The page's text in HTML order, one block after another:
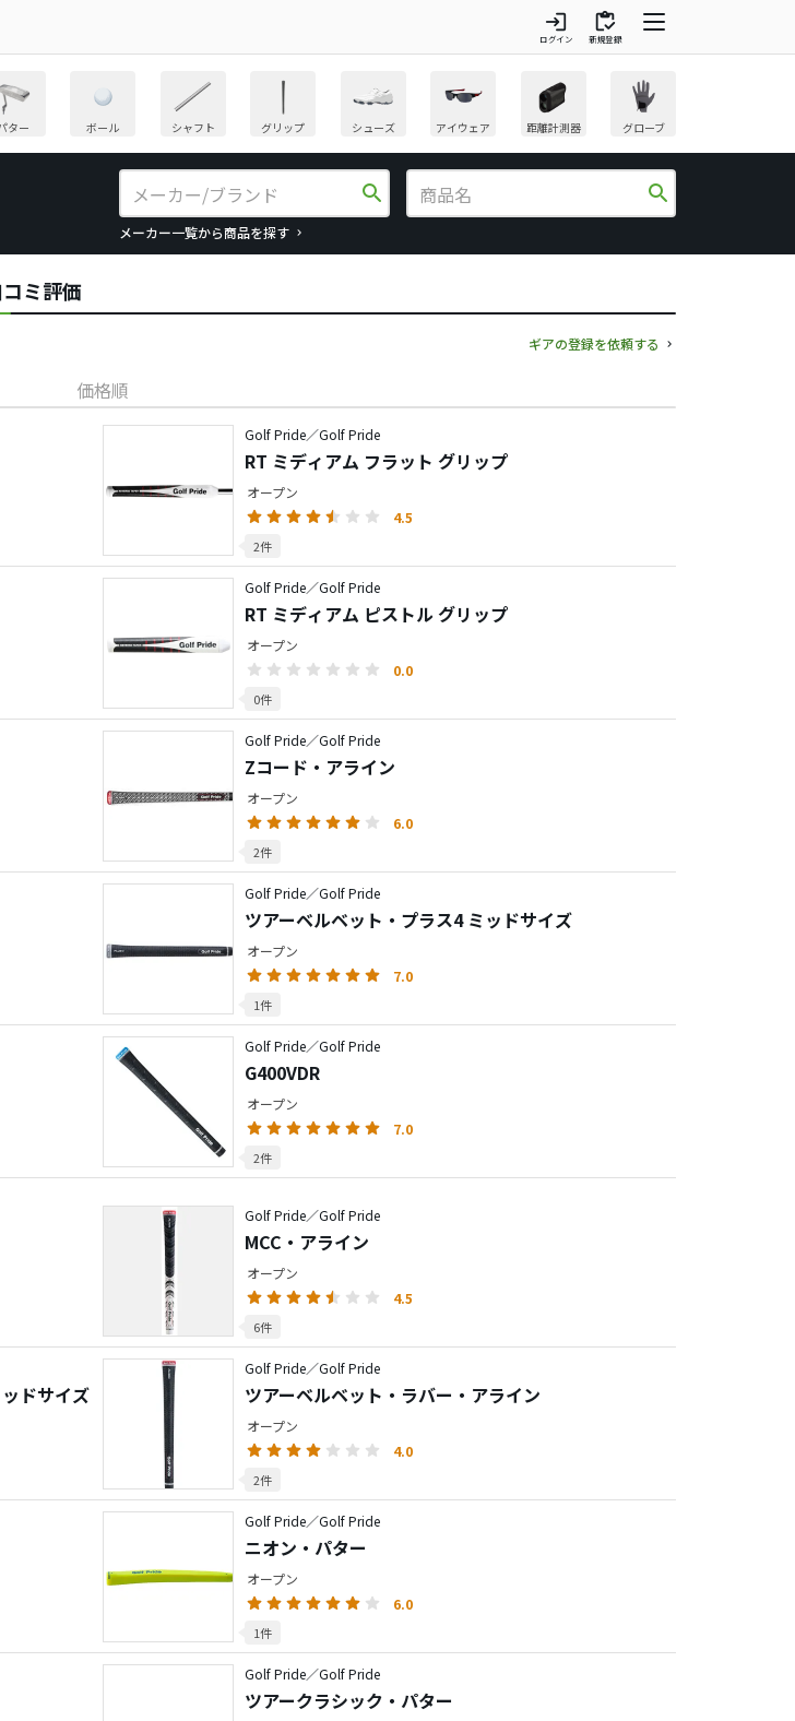
login
ログイン
inventory
新規登録
ター ボール シャフト グリップ シューズ アイウェア 距離計測器 グローブ
search
メーカー一覧から商品を探す
search
ミ評価
ギアの登録を依頼する
価格順
Golf Pride／Golf Pride
RT ミディアム フラット グリップ
オープン
4.5
2件
Golf Pride／Golf Pride
RT ミディアム ピストル グリップ
オープン
0.0
0件
Golf Pride／Golf Pride
Zコード・アライン
オープン
6.0
2件
Golf Pride／Golf Pride
ツアーベルベット・プラス4 ミッドサイズ
オープン
7.0
1件
Golf Pride／Golf Pride
G400VDR
オープン
7.0
2件
Golf Pride／Golf Pride
MCC・アライン
オープン
4.5
6件
ドサイズ
Golf Pride／Golf Pride
ツアーベルベット・ラバー・アライン
オープン
4.0
2件
Golf Pride／Golf Pride
ニオン・パター
オープン
6.0
1件
Golf Pride／Golf Pride
ツアークラシック・パター